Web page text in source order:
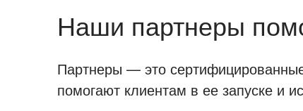
Наши партнеры
Партнеры — это
помогают клиентам в ее запуске и